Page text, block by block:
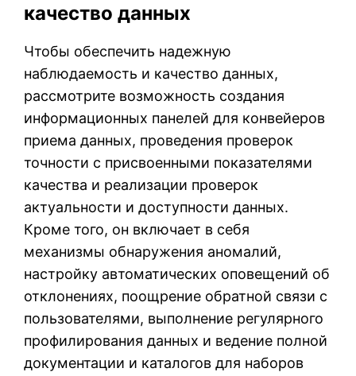
качество данных
Чтобы обеспечить надежную
наблюдаемость и качество данных,
рассмотрите возможность создания
информационных панелей для конвейеров
приема данных, проведения проверок
точности с присвоенными показателями
качества и реализации проверок
актуальности и доступности данных.
Кроме того, он включает в себя
механизмы обнаружения аномалий,
настройку автоматических оповещений об
отклонениях, поощрение обратной связи с
пользователями, выполнение регулярного
профилирования данных и ведение полной
документации и каталогов для наборов